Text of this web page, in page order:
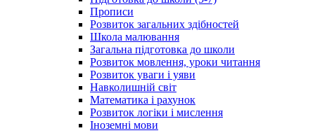
Прописи
Розвиток загальних здібностей
Школа малювання
Загальна підготовка до школи
Розвиток мовлення, уроки читання
Розвиток уваги і уяви
Навколишній світ
Математика і рахунок
Розвиток логіки і мислення
Іноземні мови